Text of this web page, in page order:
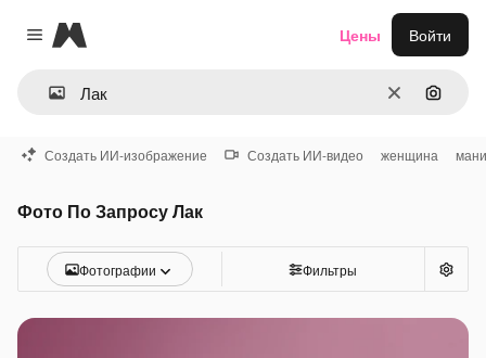
Close menu
Magnific
ОчиститьПоиск
Цены Войти
Создать ИИ-изображение Создать ИИ-видео женщина
Фото По Запросу Лак
Фотографии Фильтры